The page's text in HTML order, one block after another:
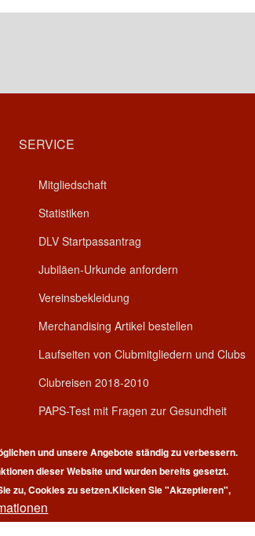
SERVICE
Mitgliedschaft
Statistiken
DLV Startpassantrag
Jubiläen-Urkunde anfordern
Vereinsbekleidung
Merchandising Artikel bestellen
Laufseiten von Clubmitgliedern und Clubs
Clubreisen 2018-2010
PAPS-Test mit Fragen zur Gesundheit
© 2026 | 100 Marathon Club Deutschland e.V. |
und unsere Angebote ständig zu verbessern.
dieser Website und wurden bereits gesetzt.
zu, Cookies zu setzen.Klicken Sie "Akzeptieren",